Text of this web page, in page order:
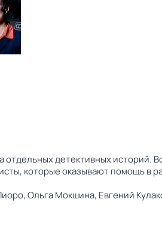
отдельных детективных историй.
которые оказывают помощь в
Ольга Мокшина, Евгений